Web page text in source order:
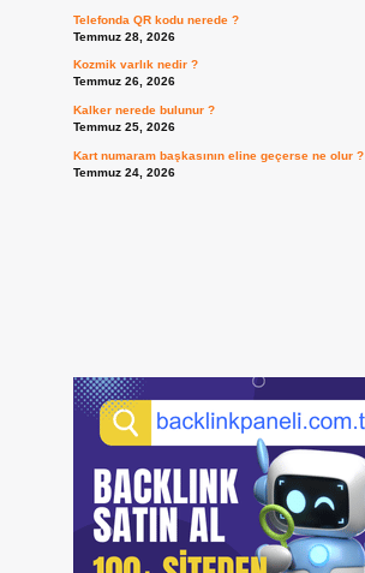
Telefonda QR kodu nerede ?
Temmuz 28, 2026
Kozmik varlık nedir ?
Temmuz 26, 2026
Kalker nerede bulunur ?
Temmuz 25, 2026
Kart numaram başkasının eline geçerse ne olur ?
Temmuz 24, 2026